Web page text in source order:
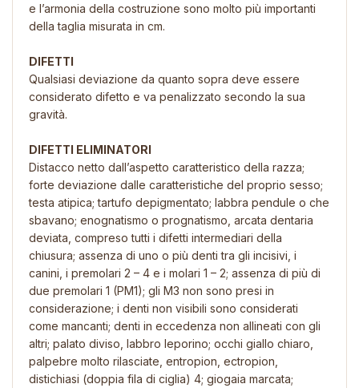
e l’armonia della costruzione sono molto più importanti
della taglia misurata in cm.
DIFETTI
Qualsiasi deviazione da quanto sopra deve essere
considerato difetto e va penalizzato secondo la sua
gravità.
DIFETTI ELIMINATORI
Distacco netto dall’aspetto caratteristico della razza;
forte deviazione dalle caratteristiche del proprio sesso;
testa atipica; tartufo depigmentato; labbra pendule o che
sbavano; enognatismo o prognatismo, arcata dentaria
deviata, compreso tutti i difetti intermediari della
chiusura; assenza di uno o più denti tra gli incisivi, i
canini, i premolari 2 – 4 e i molari 1 – 2; assenza di più di
due premolari 1 (PM1); gli M3 non sono presi in
considerazione; i denti non visibili sono considerati
come mancanti; denti in eccedenza non allineati con gli
altri; palato diviso, labbro leporino; occhi giallo chiaro,
palpebre molto rilasciate, entropion, ectropion,
distichiasi (doppia fila di ciglia) 4; giogaia marcata;